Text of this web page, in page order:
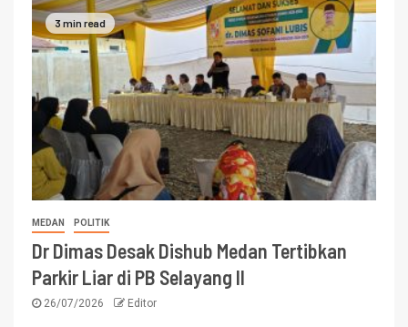
3 min read
MEDAN POLITIK
Dr Dimas Desak Dishub Medan Tertibkan
Parkir Liar di PB Selayang II
26/07/2026 Editor